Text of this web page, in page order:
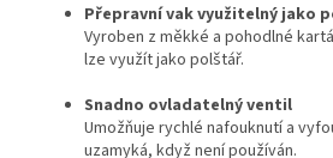
Přepravní vak využitelný jako
Vyroben z měkké a pohodlné
lze využít jako polštář.
Snadno ovladatelný ventil
Umožňuje rychlé nafouknutí a
uzamyká, když není používán.